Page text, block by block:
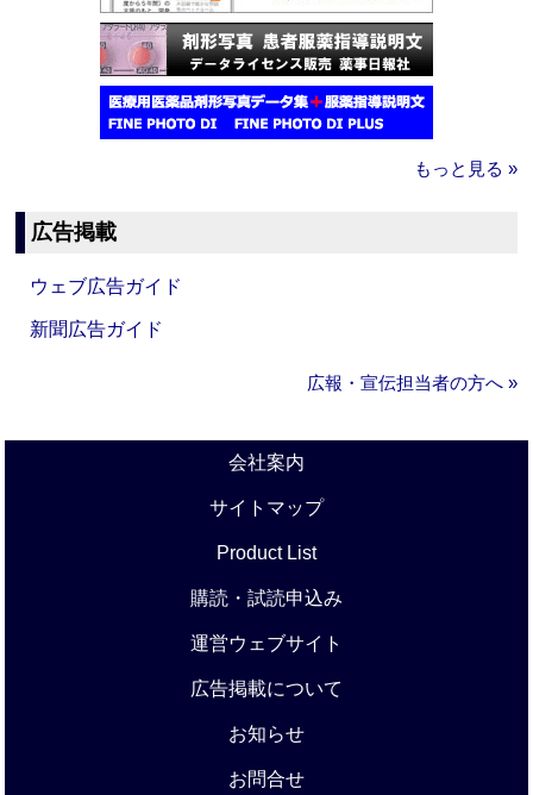
もっと見る »
広告掲載
ウェブ広告ガイド
新聞広告ガイド
広報・宣伝担当者の方へ »
会社案内
サイトマップ
Product List
購読・試読申込み
運営ウェブサイト
広告掲載について
お知らせ
お問合せ